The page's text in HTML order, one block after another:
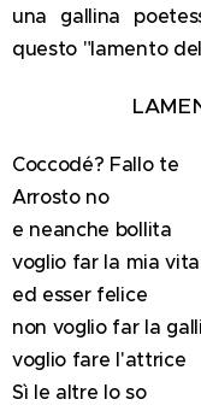
una gallina
questo "lamento
Coccodé? Fallo te
Arrosto no
e neanche bollita
voglio far la mia vita
ed esser felice
non voglio far la
voglio fare l'attrice
Sì le altre lo so